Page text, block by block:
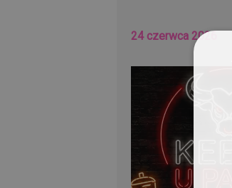
24 czerwca 2026